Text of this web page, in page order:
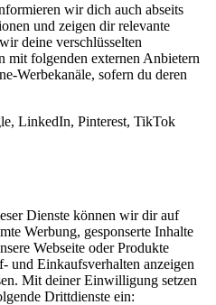
wir dich auch abseits
und zeigen dir relevante
deine verschlüsselten
mit folgenden externen Anbietern
Werbekanäle, sofern du deren
LinkedIn, Pinterest, TikTok
Dienste können wir dir auf
Werbung, gesponserte Inhalte
Webseite oder Produkte
und Einkaufsverhalten anzeigen
Mit deiner Einwilligung setzen
Drittdienste ein: